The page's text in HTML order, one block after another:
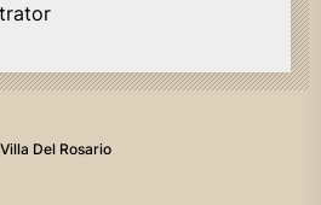
Villa Del Rosario